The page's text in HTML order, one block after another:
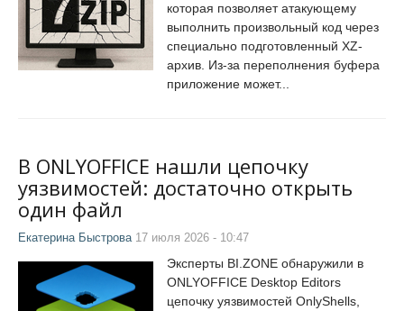
которая позволяет атакующему
выполнить произвольный код через
специально подготовленный XZ-
архив. Из-за переполнения буфера
приложение может...
В ONLYOFFICE нашли цепочку
уязвимостей: достаточно открыть
один файл
Екатерина Быстрова17 июля 2026 - 10:47
Эксперты BI.ZONE обнаружили в
ONLYOFFICE Desktop Editors
цепочку уязвимостей OnlyShells,